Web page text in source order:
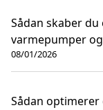
Sådan skaber
varmepumper
08/01/2026
Sådan